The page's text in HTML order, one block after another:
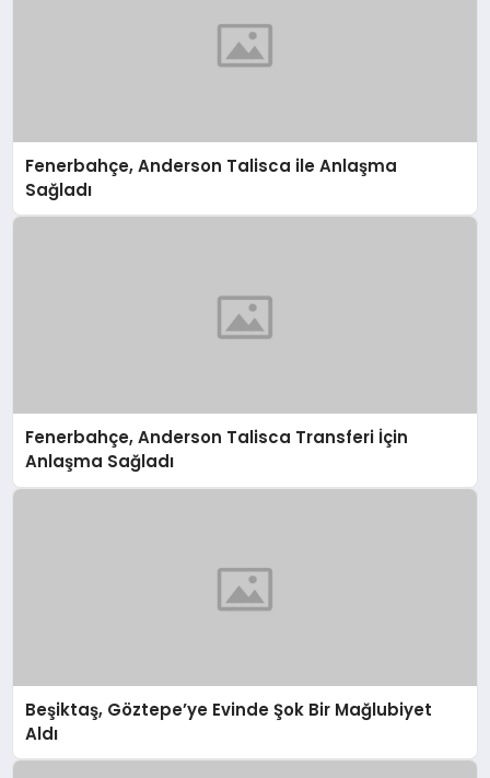
Fenerbahçe, Anderson Talisca ile Anlaşma
Sağladı
Fenerbahçe, Anderson Talisca Transferi İçin
Anlaşma Sağladı
Beşiktaş, Göztepe’ye Evinde Şok Bir Mağlubiyet
Aldı